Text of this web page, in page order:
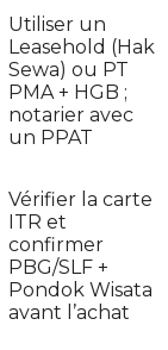
Utiliser un
Leasehold (Hak
Sewa) ou PT
PMA + HGB ;
notarier avec
un PPAT
Vérifier la carte
ITR et
confirmer
PBG/SLF +
Pondok Wisata
avant l’achat